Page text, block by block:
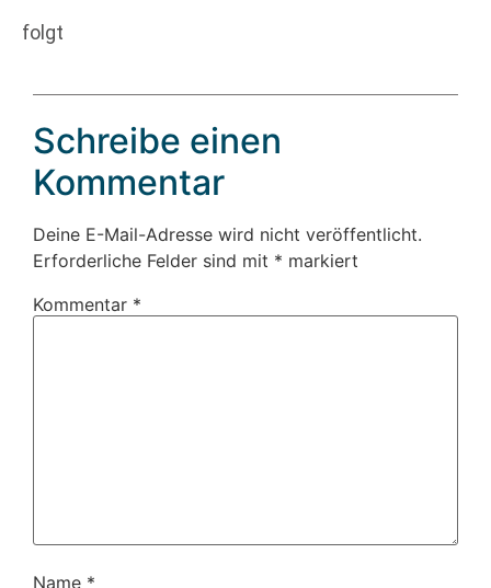
folgt
Schreibe einen
Kommentar
Deine E-Mail-Adresse wird nicht veröffentlicht.
Erforderliche Felder sind mit * markiert
Kommentar *
Name *